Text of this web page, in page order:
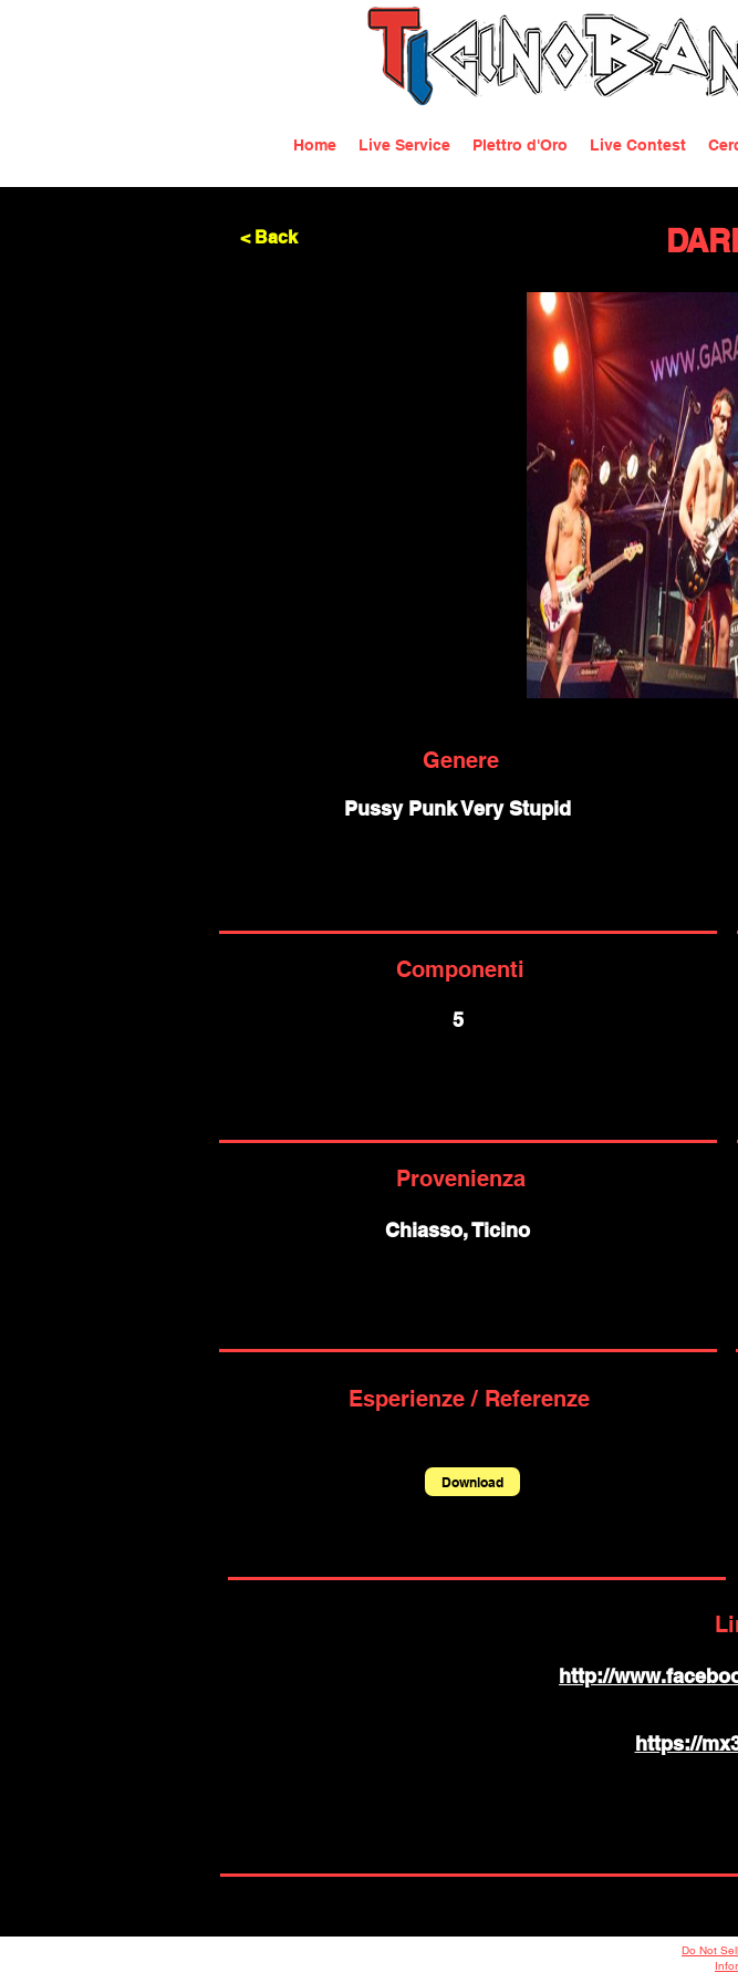
Home Live Service Plettro d'Oro Live Contest
< Back
Genere
Componenti
Provenienza
Pussy Punk Very Stupid
5
Chiasso, Ticino
Esperienze / Referenze
Download
http://
https://
Do Not